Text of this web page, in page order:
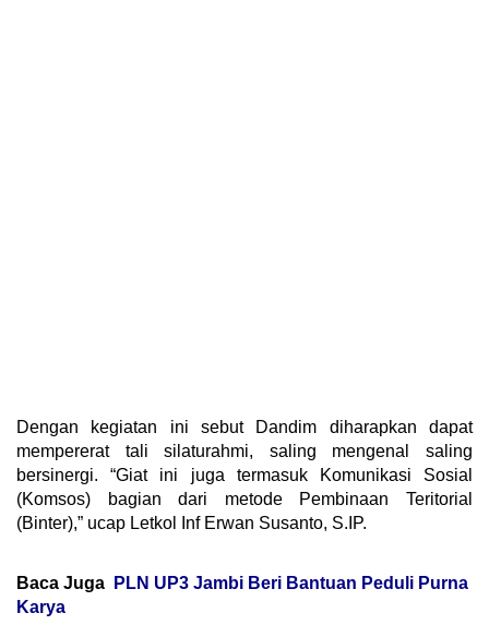
Dengan kegiatan ini sebut Dandim diharapkan dapat
mempererat tali silaturahmi, saling mengenal saling
bersinergi. “Giat ini juga termasuk Komunikasi Sosial
(Komsos) bagian dari metode Pembinaan Teritorial
(Binter),” ucap Letkol Inf Erwan Susanto, S.IP.
Baca Juga
PLN UP3 Jambi Beri Bantuan Peduli Purna
Karya